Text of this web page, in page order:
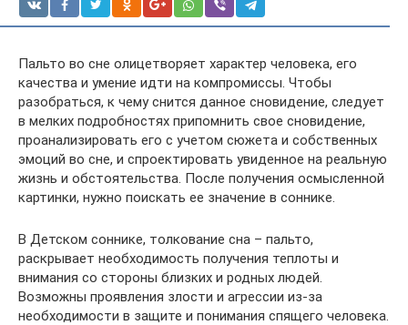
Пальто во сне олицетворяет характер человека, его
качества и умение идти на компромиссы. Чтобы
разобраться, к чему снится данное сновидение, следует
в мелких подробностях припомнить свое сновидение,
проанализировать его с учетом сюжета и собственных
эмоций во сне, и спроектировать увиденное на реальную
жизнь и обстоятельства. После получения осмысленной
картинки, нужно поискать ее значение в соннике.
В Детском соннике, толкование сна – пальто,
раскрывает необходимость получения теплоты и
внимания со стороны близких и родных людей.
Возможны проявления злости и агрессии из-за
необходимости в защите и понимания спящего человека.